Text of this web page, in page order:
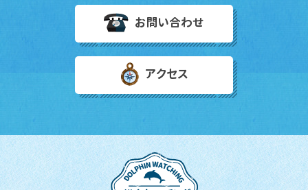
お問い合わせ
アクセス